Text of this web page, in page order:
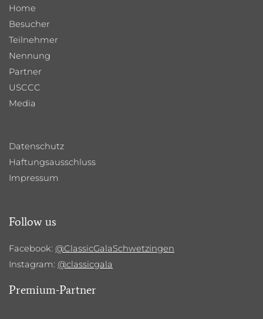
Home
Besucher
Teilnehmer
Nennung
Partner
USCCC
Media
Datenschutz
Haftungsausschluss
Impressum
Follow us
Facebook: @ClassicGalaSchwetzingen
Instagram: @classicgala
Premium-Partner